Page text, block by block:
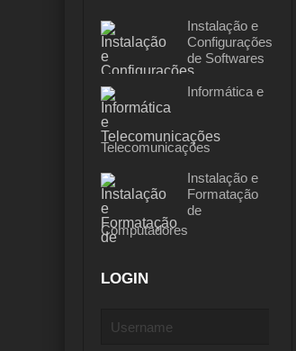
Instalação e
Configurações
de Softwares
Informática e
Telecomunicações
Instalação e
Formatação
de
Computadores
LOGIN